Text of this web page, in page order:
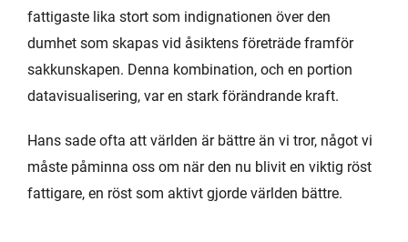
fattigaste lika stort som indignationen över den
dumhet som skapas vid åsiktens företräde framför
sakkunskapen. Denna kombination, och en portion
datavisualisering, var en stark förändrande kraft.
Hans sade ofta att världen är bättre än vi tror, något vi
måste påminna oss om när den nu blivit en viktig röst
fattigare, en röst som aktivt gjorde världen bättre.